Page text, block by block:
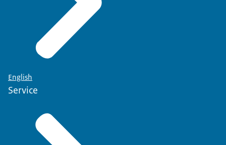
English
Service